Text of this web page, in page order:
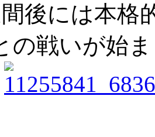
後には本格
の戦いが始